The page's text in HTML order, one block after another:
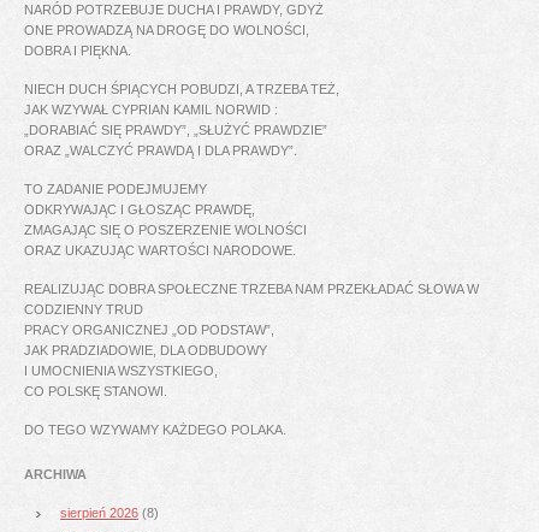
NARÓD POTRZEBUJE DUCHA I PRAWDY, GDYŻ
ONE PROWADZĄ NA DROGĘ DO WOLNOŚCI,
DOBRA I PIĘKNA.
NIECH DUCH ŚPIĄCYCH POBUDZI, A TRZEBA TEŻ,
JAK WZYWAŁ CYPRIAN KAMIL NORWID :
„DORABIAĆ SIĘ PRAWDY”, „SŁUŻYĆ PRAWDZIE”
ORAZ „WALCZYĆ PRAWDĄ I DLA PRAWDY”.
TO ZADANIE PODEJMUJEMY
ODKRYWAJĄC I GŁOSZĄC PRAWDĘ,
ZMAGAJĄC SIĘ O POSZERZENIE WOLNOŚCI
ORAZ UKAZUJĄC WARTOŚCI NARODOWE.
REALIZUJĄC DOBRA SPOŁECZNE TRZEBA NAM PRZEKŁADAĆ SŁOWA W
CODZIENNY TRUD
PRACY ORGANICZNEJ „OD PODSTAW”,
JAK PRADZIADOWIE, DLA ODBUDOWY
I UMOCNIENIA WSZYSTKIEGO,
CO POLSKĘ STANOWI.
DO TEGO WZYWAMY KAŻDEGO POLAKA.
ARCHIWA
sierpień 2026 (8)